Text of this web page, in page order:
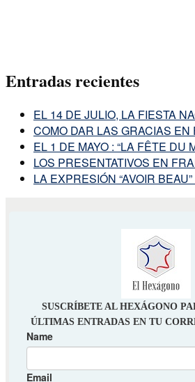
Entradas recientes
EL 14 DE JULIO, LA FIESTA
COMO DAR LAS GRACIAS EN
EL 1 DE MAYO : “LA FÊTE DU
LOS PRESENTATIVOS EN
LA EXPRESIÓN “AVOIR